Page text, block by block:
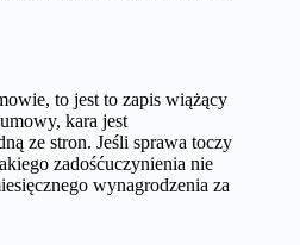
to jest to zapis wiążący
kara jest
ze stron. Jeśli sprawa toczy
zadośćuczynienia nie
wynagrodzenia za